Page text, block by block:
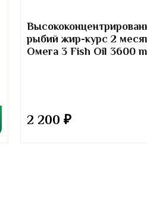
рыбий жир-курс 2
Омега 3 Fish Oil 3600
2 200 ₽